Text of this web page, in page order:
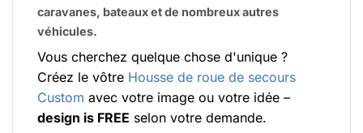
caravanes, bateaux et de nombreux autres
véhicules.
Vous cherchez quelque chose d'unique ?
Créez le vôtre Housse de roue de secours
Custom avec votre image ou votre idée –
design is FREE selon votre demande.